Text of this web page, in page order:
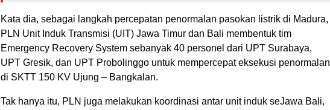
Kata dia, sebagai langkah percepatan penormalan pasokan listrik di Madura,
PLN Unit Induk Transmisi (UIT) Jawa Timur dan Bali membentuk tim
Emergency Recovery System sebanyak 40 personel dari UPT Surabaya,
UPT Gresik, dan UPT Probolinggo untuk mempercepat eksekusi penormalan
di SKTT 150 KV Ujung – Bangkalan.
Tak hanya itu, PLN juga melakukan koordinasi antar unit induk seJawa Bali,